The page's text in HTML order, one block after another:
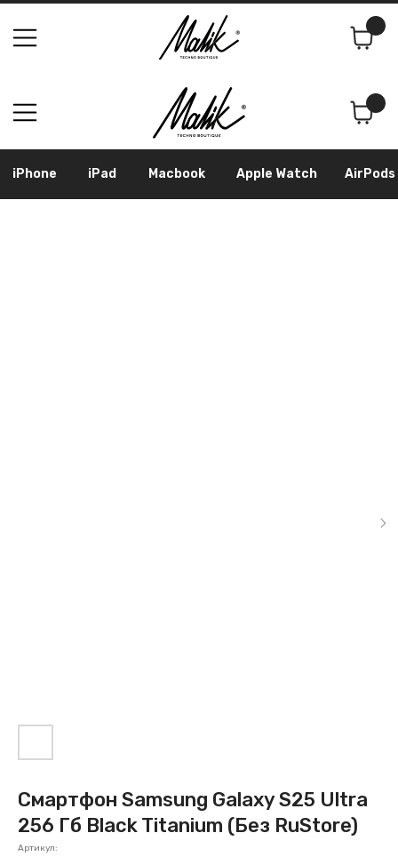
Поиск
iPhone Apple Watch
Смартфон Samsung Galaxy S25 Ultra
256 Гб Black Titanium (Без RuStore)
Артикул: